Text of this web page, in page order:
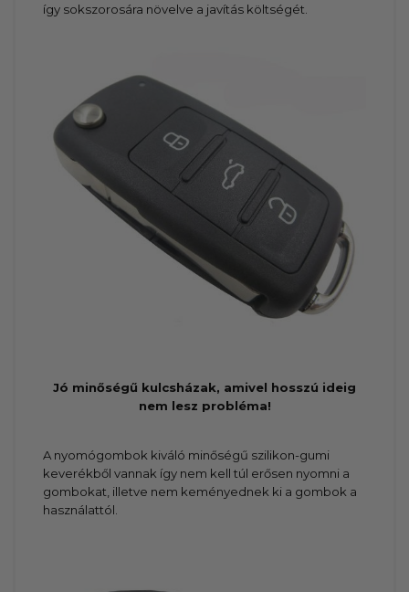
így sokszorosára növelve a javítás költségét.
Jó minőségű kulcsházak, amivel hosszú ideig
nem lesz probléma!
A nyomógombok kiváló minőségű szilikon-gumi
keverékből vannak így nem kell túl erősen nyomni a
gombokat, illetve nem keményednek ki a gombok a
használattól.